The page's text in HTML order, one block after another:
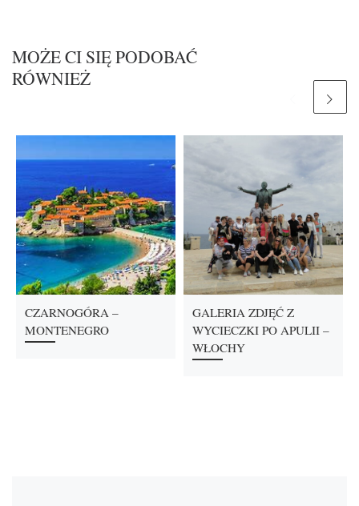
MOŻE CI SIĘ PODOBAĆ
RÓWNIEŻ
CZARNOGÓRA –
MONTENEGRO
GALERIA ZDJĘĆ Z
WYCIECZKI PO APULII –
WŁOCHY